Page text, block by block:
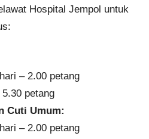
Hospital Jempol untuk
– 2.00 petang
petang
Cuti Umum:
– 2.00 petang